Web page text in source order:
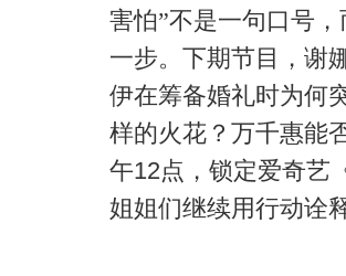
害怕”不是一句口号
一步。下期节目，谢
伊在筹备婚礼时为何
样的火花？万千惠能
午12点，锁定爱奇艺
姐姐们继续用行动诠